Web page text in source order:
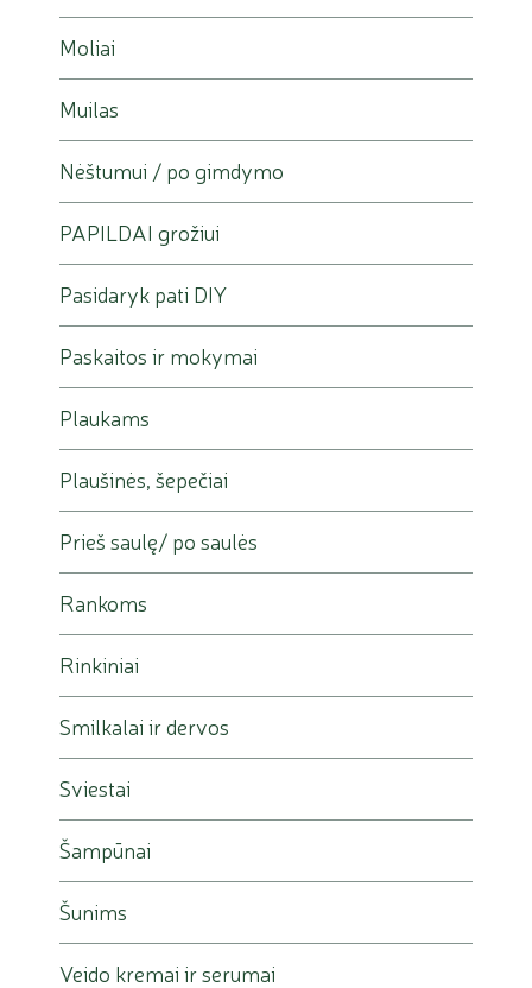
Moliai
Muilas
Nėštumui / po gimdymo
PAPILDAI grožiui
Pasidaryk pati DIY
Paskaitos ir mokymai
Plaukams
Plaušinės, šepečiai
Prieš saulę/ po saulės
Rankoms
Rinkiniai
Smilkalai ir dervos
Sviestai
Šampūnai
Šunims
Veido kremai ir serumai